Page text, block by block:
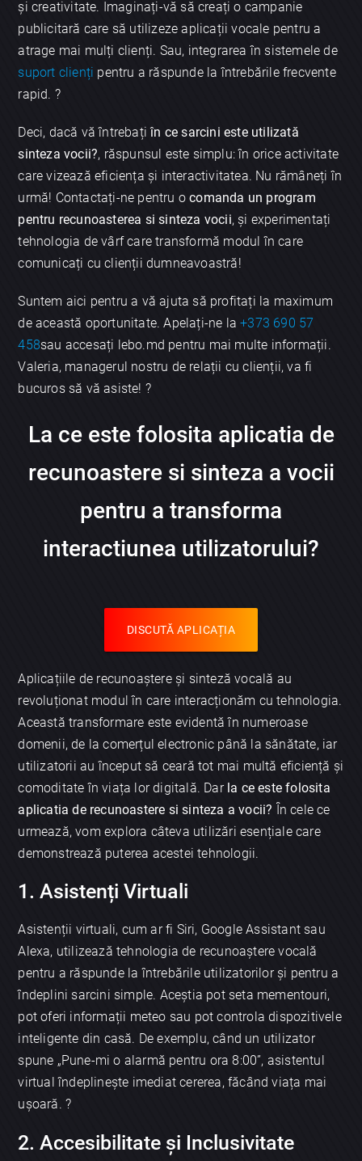
și creativitate. Imaginați-vă să creați o campanie
publicitară care să utilizeze aplicații vocale pentru a
atrage mai mulți clienți. Sau, integrarea în sistemele de
suport clienți pentru a răspunde la întrebările frecvente
rapid. ?️
Deci, dacă vă întrebațiîn ce sarcini este utilizată
sinteza vocii?, răspunsul este simplu: în orice activitate
care vizează eficiența și interactivitatea. Nu rămâneți în
urmă! Contactați-ne pentru ocomanda un program
pentru recunoasterea si sinteza vocii, și experimentați
tehnologia de vârf care transformă modul în care
comunicați cu clienții dumneavoastră!
Suntem aici pentru a vă ajuta să profitați la maximum
de această oportunitate. Apelați-ne la+373 690 57
458sau accesați lebo.md pentru mai multe informații.
Valeria, managerul nostru de relații cu clienții, va fi
bucuros să vă asiste! ?
La ce este folosita aplicatia de
recunoastere si sinteza a vocii
pentru a transforma
interactiunea utilizatorului?
DISCUTĂ APLICAȚIA
Aplicațiile de recunoaștere și sinteză vocală au
revoluționat modul în care interacționăm cu tehnologia.
Această transformare este evidentă în numeroase
domenii, de la comerțul electronic până la sănătate, iar
utilizatorii au început să ceară tot mai multă eficiență și
comoditate în viața lor digitală. Dar la ce este folosita
aplicatia de recunoastere si sinteza a vocii? În cele ce
urmează, vom explora câteva utilizări esențiale care
demonstrează puterea acestei tehnologii.
1. Asistenți Virtuali
Asistenții virtuali, cum ar fi Siri, Google Assistant sau
Alexa, utilizează tehnologia de recunoaștere vocală
pentru a răspunde la întrebările utilizatorilor și pentru a
îndeplini sarcini simple. Aceștia pot seta mementouri,
pot oferi informații meteo sau pot controla dispozitivele
inteligente din casă. De exemplu, când un utilizator
spune „Pune-mi o alarmă pentru ora 8:00”, asistentul
virtual îndeplinește imediat cererea, făcând viața mai
ușoară. ?
2. Accesibilitate și Inclusivitate
×
Discută aplicația
Trimite